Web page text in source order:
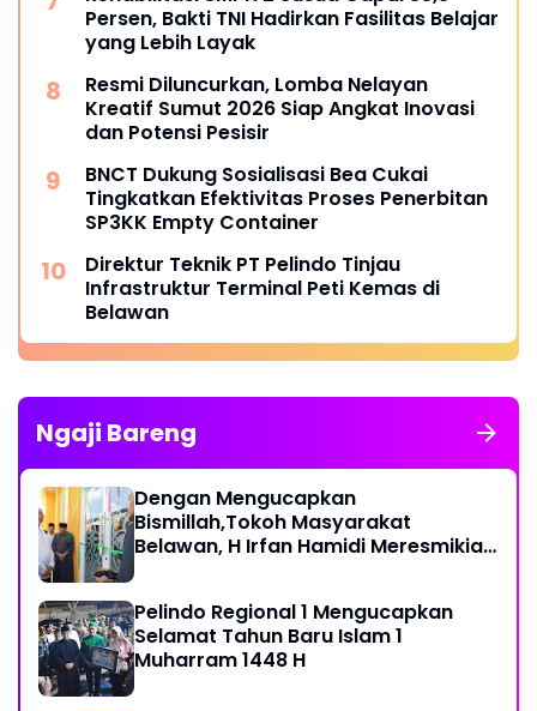
Persen, Bakti TNI Hadirkan Fasilitas Belajar
yang Lebih Layak
Resmi Diluncurkan, Lomba Nelayan
Kreatif Sumut 2026 Siap Angkat Inovasi
dan Potensi Pesisir
BNCT Dukung Sosialisasi Bea Cukai
Tingkatkan Efektivitas Proses Penerbitan
SP3KK Empty Container
Direktur Teknik PT Pelindo Tinjau
Infrastruktur Terminal Peti Kemas di
Belawan
Ngaji Bareng
Dengan Mengucapkan
Bismillah,Tokoh Masyarakat
Belawan, H Irfan Hamidi Meresmikian
Pelindo Regional 1 Mengucapkan
Selamat Tahun Baru Islam 1
Muharram 1448 H